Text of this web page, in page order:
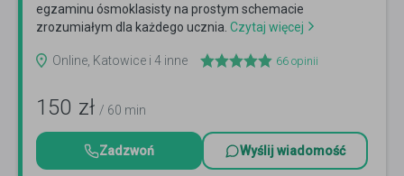
egzaminu ósmoklasisty na prostym schemacie
zrozumiałym dla każdego ucznia. Czytaj więcej
Online, Katowice i 4 inne 66 opinii
150 zł / 60 min
Zadzwoń Wyślij wiadomość